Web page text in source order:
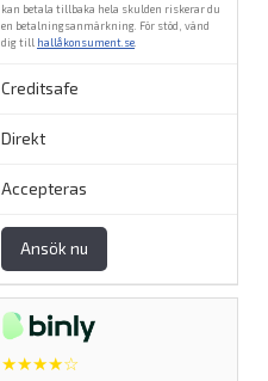
kan betala tillbaka hela skulden riskerar du
en betalningsanmärkning. För stöd, vänd
dig till hallåkonsument.se
Creditsafe
Direkt
Accepteras
Ansök nu
★★★★☆